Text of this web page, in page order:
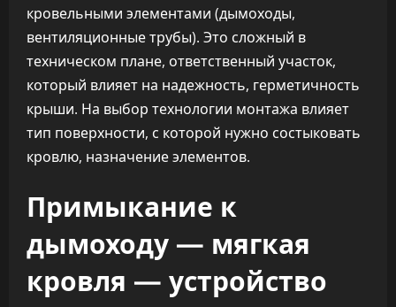
кровельными элементами (дымоходы,
вентиляционные трубы). Это сложный в
техническом плане, ответственный участок,
который влияет на надежность, герметичность
крыши. На выбор технологии монтажа влияет
тип поверхности, с которой нужно состыковать
кровлю, назначение элементов.
Примыкание к
дымоходу — мягкая
кровля — устройство